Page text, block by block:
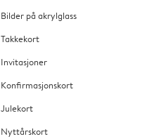
Bilder på akrylglass
Takkekort
Invitasjoner
Konfirmasjonskort
Julekort
Nyttårskort